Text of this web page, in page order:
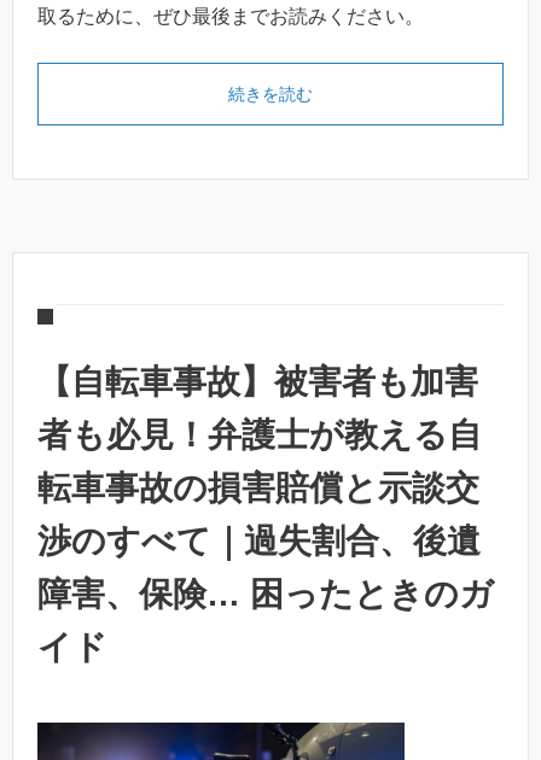
取るために、ぜひ最後までお読みください。
続きを読む
【自転車事故】被害者も加害
者も必見！弁護士が教える自
転車事故の損害賠償と示談交
渉のすべて｜過失割合、後遺
障害、保険… 困ったときのガ
イド